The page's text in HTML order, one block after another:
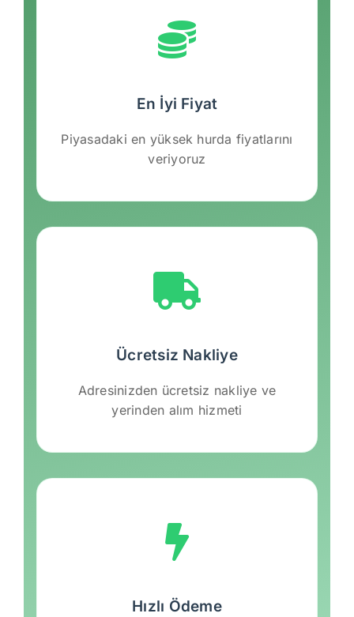
En İyi Fiyat
Piyasadaki en yüksek hurda fiyatlarını
veriyoruz
Ücretsiz Nakliye
Adresinizden ücretsiz nakliye ve
yerinden alım hizmeti
Hızlı Ödeme